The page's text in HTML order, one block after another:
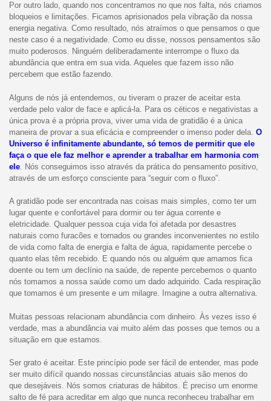
Por outro lado, quando nos concentramos no que nos falta, nós criamos
bloqueios e limitações. Ficamos aprisionados pela vibração da nossa
energia negativa. Como resultado, nós atraímos o que pensamos o que
neste caso é a negatividade. Como eu disse, nossos pensamentos são
muito poderosos. Ninguém deliberadamente interrompe o fluxo da
abundância que entra em sua vida. Aqueles que fazem isso não
percebem que estão fazendo.
Alguns de nós já entendemos, ou tiveram o prazer de aceitar esta
verdade pelo valor de face e aplicá-la. Para os céticos e negativistas a
única prova é a própria prova, viver uma vida de gratidão é a única
maneira de provar a sua eficácia e compreender o imenso poder dela. O
Universo é infinitamente abundante, só temos de permitir que ele
faça o que ele faz melhor e aprender a trabalhar em harmonia com
ele. Nós conseguimos isso através da prática do pensamento positivo,
através de um esforço consciente para “seguir com o fluxo”.
A gratidão pode ser encontrada nas coisas mais simples, como ter um
lugar quente e confortável para dormir ou ter água corrente e
eletricidade. Qualquer pessoa cuja vida foi afetada por desastres
naturais como furacões e tornados ou grandes inconvenientes no estilo
de vida como falta de energia e falta de água, rapidamente percebe o
quanto elas têm recebido. E quando nós ou alguém que amamos fica
doente ou tem um declínio na saúde, de repente percebemos o quanto
nós tomamos a nossa saúde como um dado adquirido. Cada respiração
que tomamos é um presente e um milagre. Imagine a outra alternativa.
Muitas pessoas relacionam abundância com dinheiro. Às vezes isso é
verdade, mas a abundância vai muito além das posses que temos ou a
situação em que estamos.
Ser grato é aceitar. Este princípio pode ser fácil de entender, mas pode
ser muito difícil quando nossas circunstâncias atuais são menos do
que desejáveis. Nós somos criaturas de hábitos. É preciso um enorme
salto de fé para acreditar em algo que nunca reconheceu trabalhar em